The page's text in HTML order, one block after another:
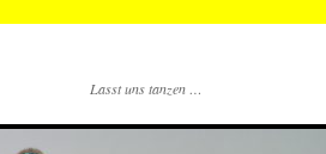
Lasst uns tanzen …